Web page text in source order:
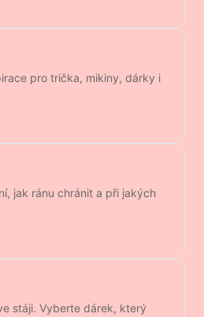
pro trička, mikiny, dárky i
jak ránu chránit a při jakých
stáji. Vyberte dárek, který